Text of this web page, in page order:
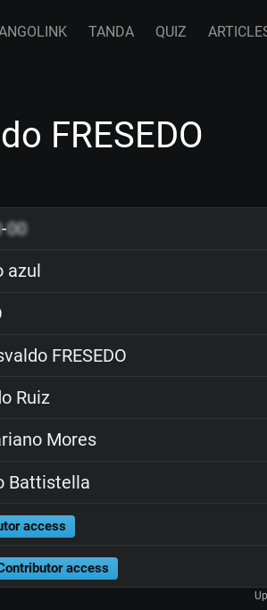
TANDA QUIZ
FRESEDO
-00
azul
FRESEDO
Ruiz
Mores
Battistella
access
access